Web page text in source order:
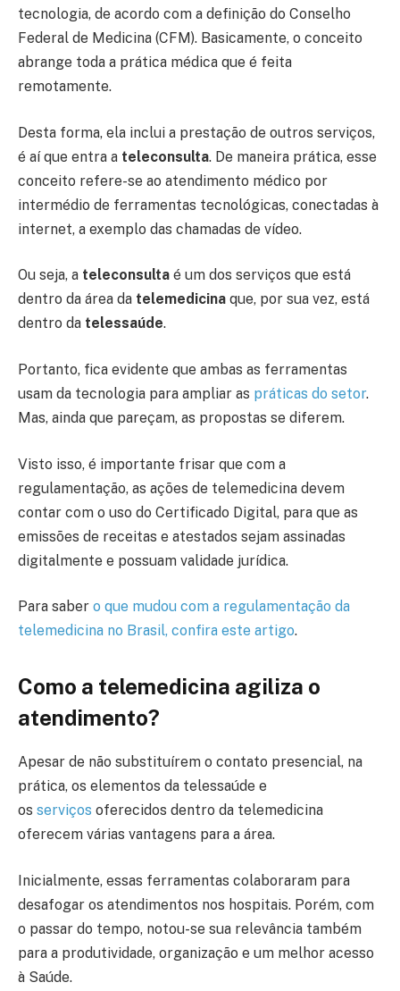
tecnologia, de acordo com a definição do Conselho
Federal de Medicina (CFM). Basicamente, o conceito
abrange toda a prática médica que é feita
remotamente.
Desta forma, ela inclui a prestação de outros serviços,
é aí que entra a teleconsulta. De maneira prática, esse
conceito refere-se ao atendimento médico por
intermédio de ferramentas tecnológicas, conectadas à
internet, a exemplo das chamadas de vídeo.
Ou seja, a teleconsulta é um dos serviços que está
dentro da área da telemedicina que, por sua vez, está
dentro da telessaúde.
Portanto, fica evidente que ambas as ferramentas
usam da tecnologia para ampliar as práticas do setor.
Mas, ainda que pareçam, as propostas se diferem.
Visto isso, é importante frisar que com a
regulamentação, as ações de telemedicina devem
contar com o uso do Certificado Digital, para que as
emissões de receitas e atestados sejam assinadas
digitalmente e possuam validade jurídica.
Para saber o que mudou com a regulamentação da
telemedicina no Brasil, confira este artigo.
Como a telemedicina agiliza o
atendimento?
Apesar de não substituírem o contato presencial, na
prática, os elementos da telessaúde e
os serviços oferecidos dentro da telemedicina
oferecem várias vantagens para a área.
Inicialmente, essas ferramentas colaboraram para
desafogar os atendimentos nos hospitais. Porém, com
o passar do tempo, notou-se sua relevância também
para a produtividade, organização e um melhor acesso
à Saúde.